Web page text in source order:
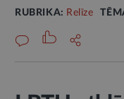
RUBRIKA: Relīze